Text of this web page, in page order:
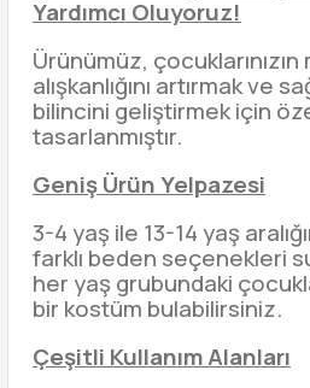
Yardımcı Oluyoruz!
Ürünümüz,
alışkanlığını artırmak ve
bilincini geliştirmek için
tasarlanmıştır.
Geniş Ürün Yelpazesi
3-4 yaş ile 13-14 yaş
farklı beden seçenekleri
her yaş grubundaki
bir kostüm bulabilirsiniz.
Çeşitli Kullanım Alanları